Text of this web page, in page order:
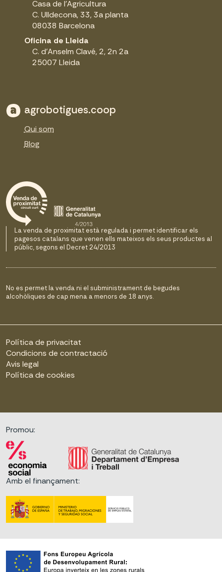
Casa de l'Agricultura
C. Ulldecona, 33, 3a planta
08038 Barcelona
Oficina de Lleida
C. d'Anselm Clavé, 2, 2n 2a
25007 Lleida
agrobotigues.coop
Qui som
Blog
La venda de proximitat està regulada i permet identificar els
pagesos catalans que venen ells mateixos els seus productes al
públic, segons el Decret 24/2013
No es permet la venda ni el subministrament de begudes
alcohòliques de cap mena a menors de 18 anys.
Política de privacitat
Condicions de contractació
Avis legal
Política de cookies
Promou:
Amb el finançament: